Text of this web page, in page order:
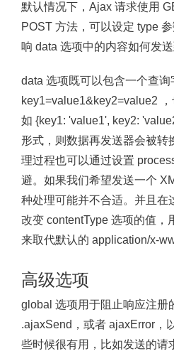
默认情况下，Ajax 请求使用
POST 方法，可以设定 type
响 data 选项中的内容如何发送
data 选项既可以包含一个查询
key1=value1&key2=value2
如 {key1: 'value1', key2:
形式，则数据再发送器会被转
理过程也可以通过设置
避。如果我们希望发送一个
种处理可能并不合适。并且在
改变 contentType 选项的值，
来取代默认的 application/x-
高级选项
global 选项用于阻止响应注册
.ajaxSend，或者 ajaxError，
些时候很有用，比如发送的请